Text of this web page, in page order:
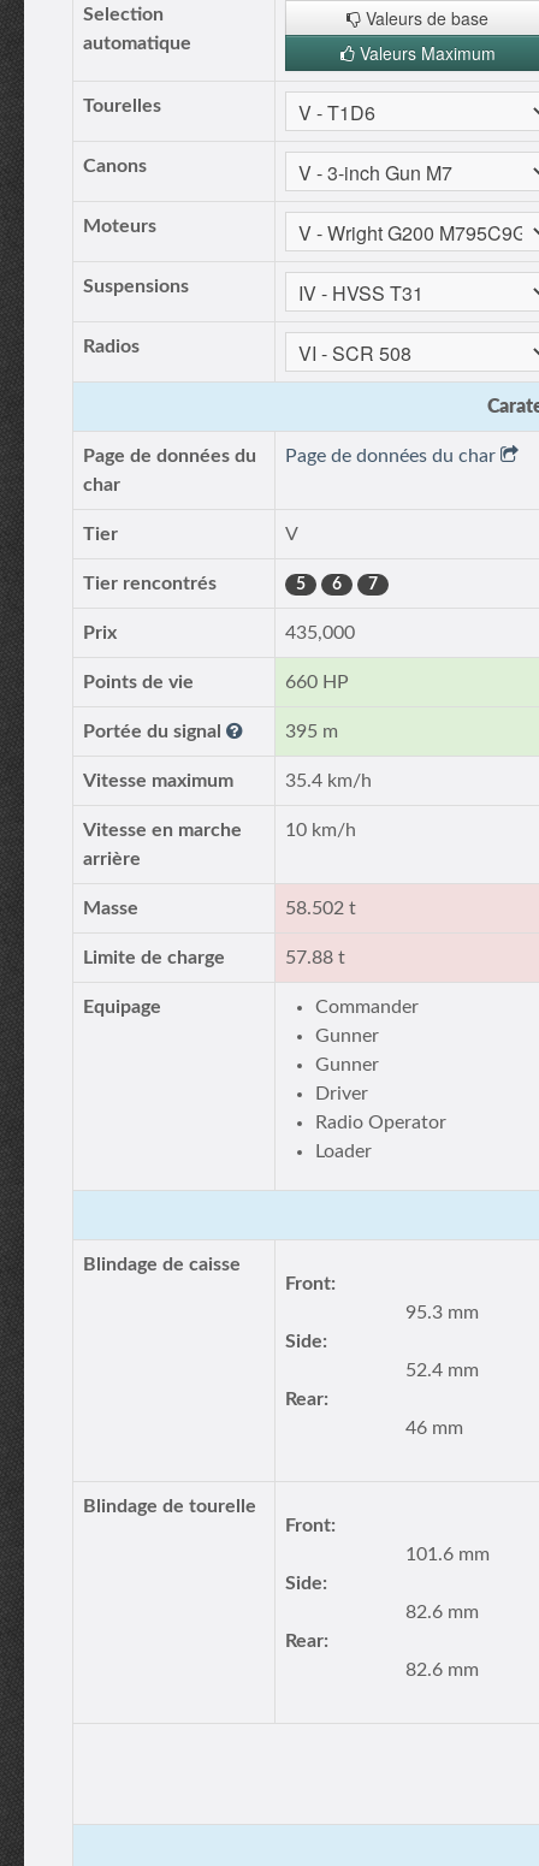
Selection
automatique
Valeurs de base
Valeurs Maximum
Tourelles
Canons
Moteurs
Suspensions
Radios
Page de données du
char
Page de données du char
Tier V
Tier rencontrés 5 6 7
Prix 435,000
Points de vie 660 HP
Portée du signal 395 m
Vitesse maximum 35.4 km/h
Vitesse en marche
arrière
10 km/h
Masse 58.502 t
Limite de charge 57.88 t
Equipage
Commander
Gunner
Gunner
Driver
Radio Operator
Loader
Blindage de caisse
Front:
95.3 mm
Side:
52.4 mm
Rear:
46 mm
Blindage de tourelle
Front:
101.6 mm
Side:
82.6 mm
Rear:
82.6 mm